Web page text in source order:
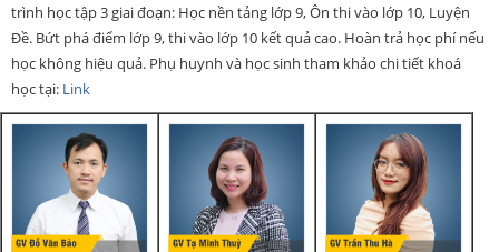
trình học tập 3 giai đoạn: Học nền tảng lớp 9, Ôn thi vào lớp 10, Luyện
Đề. Bứt phá điểm lớp 9, thi vào lớp 10 kết quả cao. Hoàn trả học phí nếu
học không hiệu quả. Phụ huynh và học sinh tham khảo chi tiết khoá
học tại: Link